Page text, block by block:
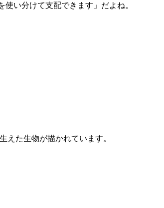
い分けて支配できます」だよね。
た生物が描かれています。